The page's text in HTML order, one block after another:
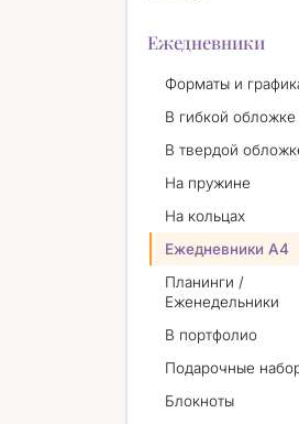
Ежедневники
Форматы и
В гибкой обложке
В твердой
На пружине
На кольцах
Ежедневники А4
Планинги /
Еженедельники
В портфолио
Подарочные
Блокноты